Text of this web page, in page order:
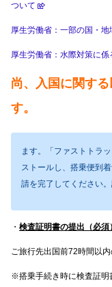
ついて
厚生労働省：一部の国・
厚生労働省：水際対策に
尚、入国に関す
す。
ます。「ファストトラ
ストールし、搭乗便到
請を完了してください
・ 検査証明書の提出（必須）
ご旅行先出国前72時間以
※搭乗手続き時に検査証明